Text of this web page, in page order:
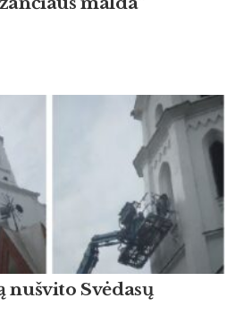
nušvito Svėdasų